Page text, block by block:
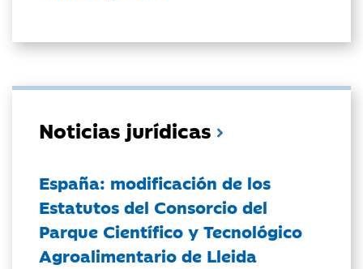
Noticias jurídicas
España: modificación de los
Estatutos del Consorcio del
Parque Científico y Tecnológico
Agroalimentario de Lleida